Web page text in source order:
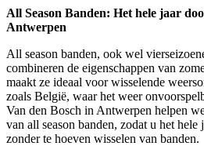
All Season Banden: Het hele jaar
Antwerpen
All season banden, ook wel
combineren de eigenschappen van
maakt ze ideaal voor wisselende
zoals België, waar het weer
Van den Bosch in Antwerpen helpen
van all season banden, zodat u het
zonder te hoeven wisselen van banden.